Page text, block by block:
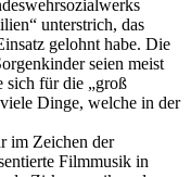
unterstrich, das
gelohnt habe. Die
seien meist
sich für die „groß
Dinge, welche in der
im Zeichen der
Filmmusik in